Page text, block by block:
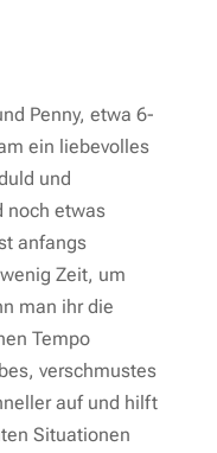
Penny, etwa 6-
ein liebevolles
und
noch etwas
anfangs
Zeit, um
man ihr die
Tempo
verschmustes
auf und hilft
Situationen